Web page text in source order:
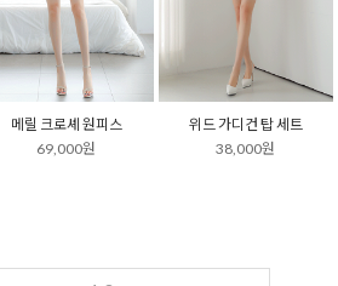
메릴 크로셰 원피스
69,000원
위드 가디건 탑 세트
38,000원